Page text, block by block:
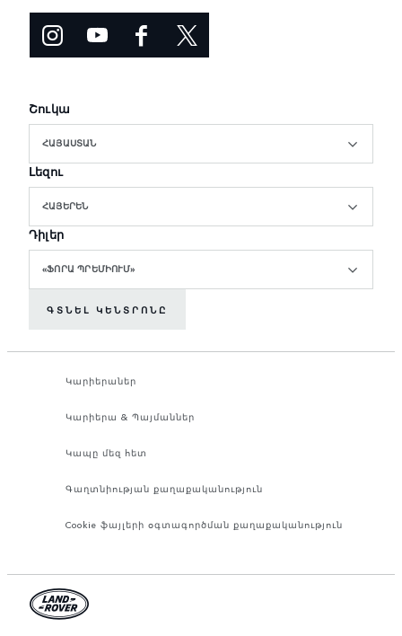
Շուկա
ՀԱՅԱՍՏԱՆ
Լեզու
ՀԱՅԵՐԵՆ
Դիլեր
«ՖՈՐԱ ՊՐԵՄԻՈՒՄ»
ԳՏՆԵԼ ԿԵՆՏՐՈՆԸ
Կարիերաներ
Կարիերա & Պայմաններ
Կապը մեզ հետ
Գաղտնիության քաղաքականություն
Cookie ֆայլերի օգտագործման քաղաքականություն